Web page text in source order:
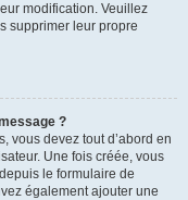
modification. Veuillez
supprimer leur propre
?
vous devez tout d’abord en
Une fois créée, vous
le formulaire de
également ajouter une